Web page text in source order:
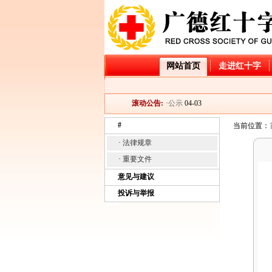
网站首页 走进红十字
滚动公告:
·广德市红十字会2026年造血干细
·2025年大病儿童救助项目“小天
·公示 04-03
·关于开展2025年“红十字博爱送
广德市红十字会2024年造血干
广德市红十字会2026年造血干
·广德市红十字会2025年造血干
·公示04-03
关于开展2025年“红十字博爱送
广德市红十字会2024年造血干
#
· 法律规章
· 重要文件
意见与建议
投诉与举报
当前位置：